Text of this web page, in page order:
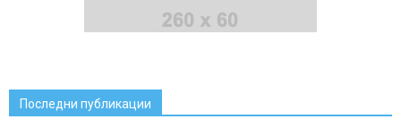
Последни публикации